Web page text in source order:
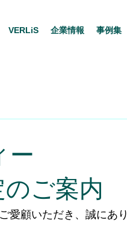
VERLiS 企業情報 事例集
ー
のご案内
愛顧いただき、誠にあ